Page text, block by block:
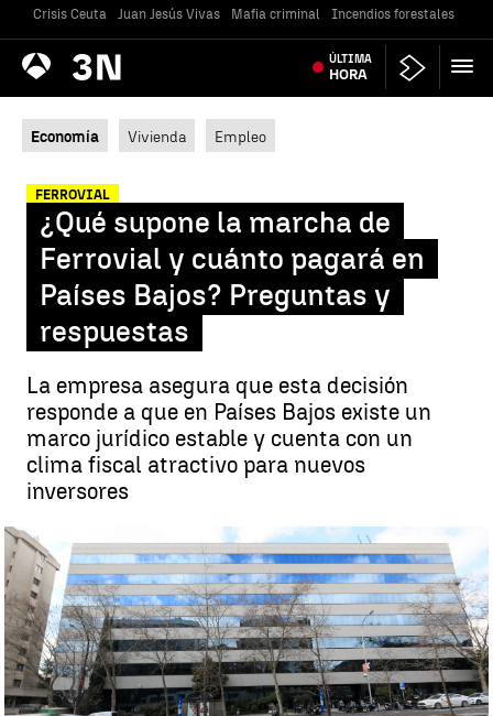
Crisis Ceuta Juan Jesús Vivas Mafia criminal Incendios forestales
Antena
3 Noticias ÚLTIMA
HORA
Economía Vivienda Empleo
FERROVIAL
¿Qué supone la marcha de
Ferrovial y cuánto pagará en
Países Bajos? Preguntas y
respuestas
La empresa asegura que esta decisión
responde a que en Países Bajos existe un
marco jurídico estable y cuenta con un
clima fiscal atractivo para nuevos
inversores
¿Qué supone la marcha de Ferrovial? |EFE
Rosa María Salcedo